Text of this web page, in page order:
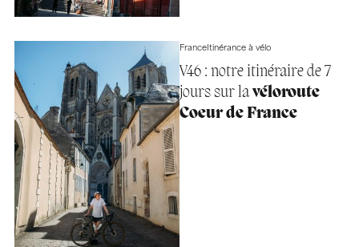
FranceItinérance à vélo
V46 : notre itinéraire de 7
jours sur lavéloroute
Coeur de France